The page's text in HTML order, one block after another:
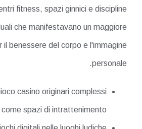
fitness, spazi ginnici e discipline
che manifestavano un maggiore
il benessere del corpo e l'immagine
personale.
casino originari complessi
spazi di intrattenimento